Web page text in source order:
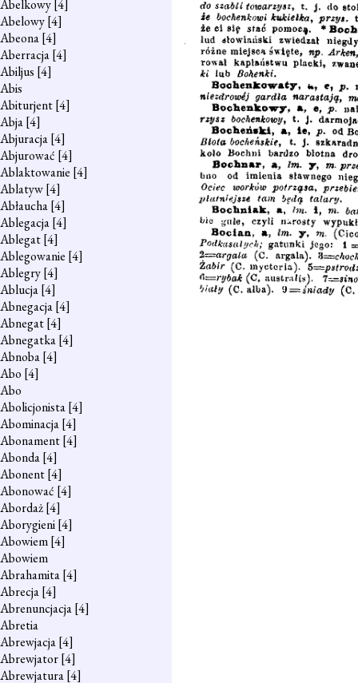
Abelkowy[4]
Abelowy[4]
Abeona[4]
Aberracja[4]
Abiljus [4]
Abis
Abiturjent[4]
Abja[4]
Abjuracja[4]
Abjurować [4]
Ablaktowanie [4]
Ablatyw[4]
Abłaucha[4]
Ablegacja[4]
Ablegat[4]
Ablegowanie [4]
Ablegry[4]
Ablucja[4]
Abnegacja[4]
Abnegat[4]
Abnegatka[4]
Abnoba[4]
Abo [4]
Abo
Abolicjonista[4]
Abominacja[4]
Abonament[4]
Abonda[4]
Abonent[4]
Abonować [4]
Abordaż[4]
Aborygieni[4]
Abowiem[4]
Abowiem
Abrahamita[4]
Abrecja[4]
Abrenuncjacja[4]
Abretia
Abrewjacja[4]
Abrewjator[4]
Abrewjatura[4]